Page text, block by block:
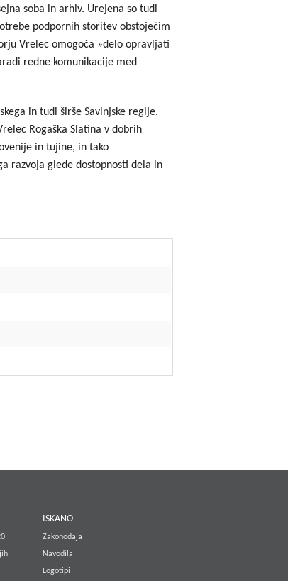
soba in arhiv. Urejena so tudi
podpornih storitev obstoječim
Vrelec omogoča »delo opravljati
redne komunikacije med
in tudi širše Savinjske regije.
Rogaška Slatina v dobrih
in tujine, in tako
razvoja glede dostopnosti dela in
ISKANO
Zakonodaja
Navodila
Logotipi